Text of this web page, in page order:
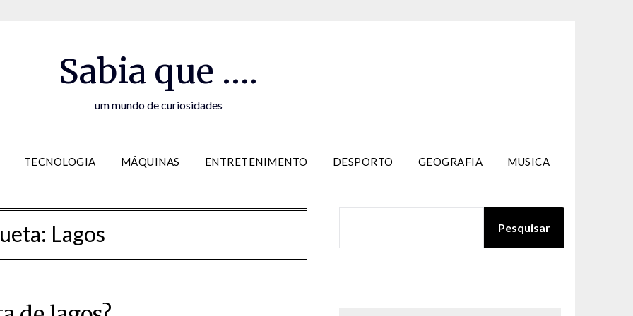
Sabia que ….
um mundo de curiosidades
TECNOLOGIA MÁQUINAS ENTRETENIMENTO DESPORTO GEOGRAFIA MUSICA
Lagos Pesquisar